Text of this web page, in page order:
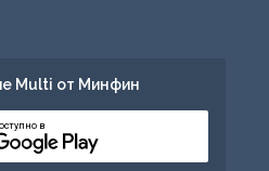
Multi от Минфин
в